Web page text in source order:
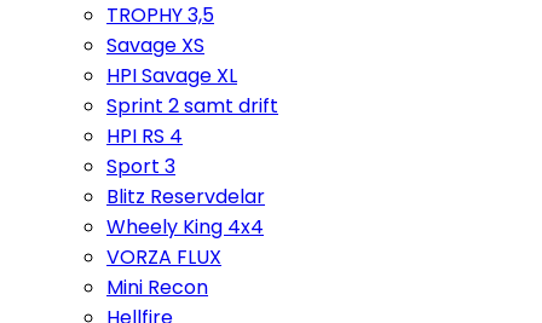
TROPHY 3,5
Savage XS
HPI Savage XL
Sprint 2 samt drift
HPI RS 4
Sport 3
Blitz Reservdelar
Wheely King 4x4
VORZA FLUX
Mini Recon